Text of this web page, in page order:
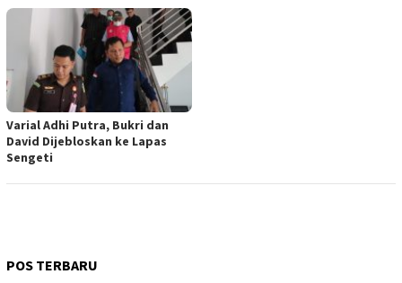
Varial Adhi Putra, Bukri dan
David Dijebloskan ke Lapas
Sengeti
POS TERBARU